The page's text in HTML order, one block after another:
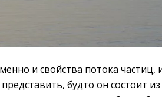
и свойства потока частиц,
будто он состоит